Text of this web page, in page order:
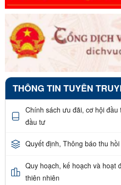
THÔNG TIN TUYÊN
Chính sách ưu đãi, cơ hội
đầu tư
Quyết định, Thông báo thu
Quy hoạch, kế hoạch và hoạt
thiên nhiên